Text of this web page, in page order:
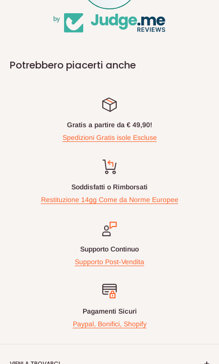
by
Potrebbero piacerti anche
Gratis a partire da € 49,90!
Spedizioni Gratis isole Escluse
Soddisfatti o Rimborsati
Restituzione 14gg Come da Norme Europee
Supporto Continuo
Supporto Post-Vendita
Pagamenti Sicuri
Paypal, Bonifici, Shopify